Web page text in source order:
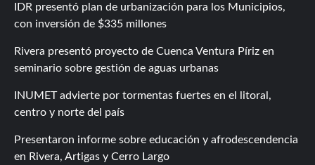
IDR presentó plan de urbanización para los Municipios,
con inversión de $335 millones
Rivera presentó proyecto de Cuenca Ventura Píriz en
seminario sobre gestión de aguas urbanas
INUMET advierte por tormentas fuertes en el litoral,
centro y norte del país
Presentaron informe sobre educación y afrodescendencia
en Rivera, Artigas y Cerro Largo